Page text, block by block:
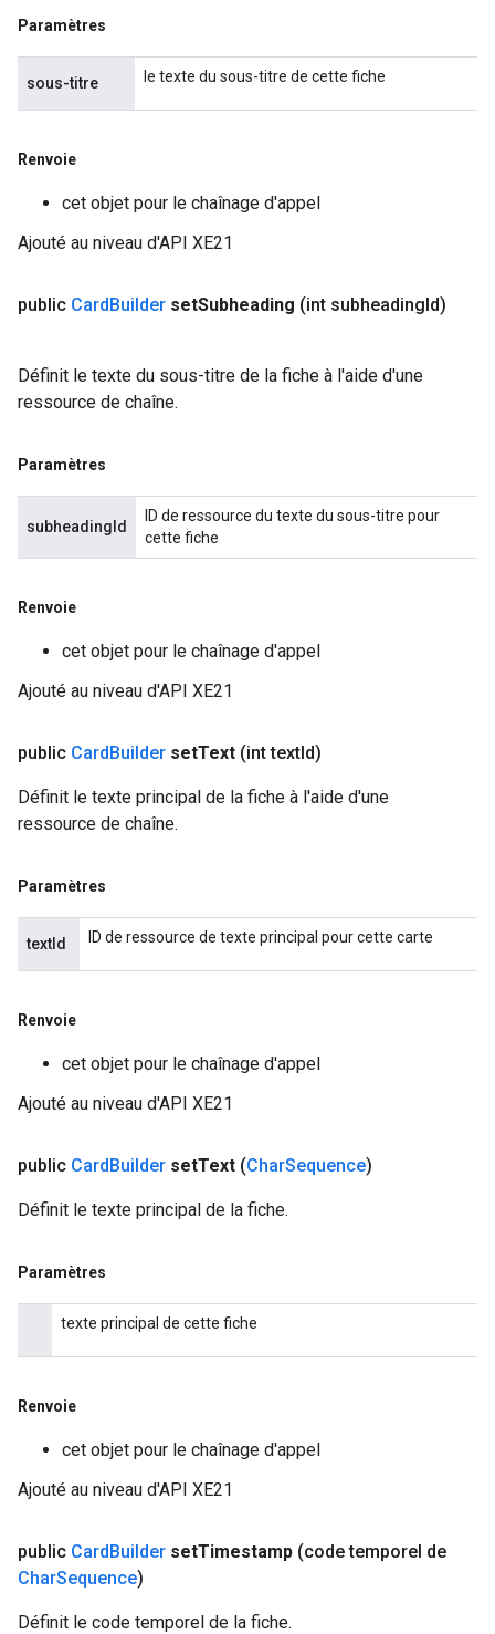
Paramètres
sous-titre le texte du sous-titre de cette fiche
Renvoie
cet objet pour le chaînage d'appel
Ajouté au niveau d'API XE21
public CardBuilder setSubheading (int subheadingId)
Définit le texte du sous-titre de la fiche à l'aide d'une
ressource de chaîne.
Paramètres
subheadingId
ID de ressource du texte du sous-titre pour
cette fiche
Renvoie
cet objet pour le chaînage d'appel
Ajouté au niveau d'API XE21
public CardBuilder setText (int textId)
Définit le texte principal de la fiche à l'aide d'une
ressource de chaîne.
Paramètres
textId ID de ressource de texte principal pour cette carte
Renvoie
cet objet pour le chaînage d'appel
Ajouté au niveau d'API XE21
public CardBuilder setText (CharSequence)
Définit le texte principal de la fiche.
Paramètres
texte principal de cette fiche
Renvoie
cet objet pour le chaînage d'appel
Ajouté au niveau d'API XE21
public CardBuilder setTimestamp (code temporel de
CharSequence)
Définit le code temporel de la fiche.